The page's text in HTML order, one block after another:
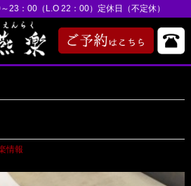
23：00（L.O 22：00）定休日（不定休）
情報